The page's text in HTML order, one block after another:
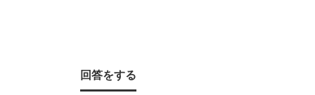
者
回答をする